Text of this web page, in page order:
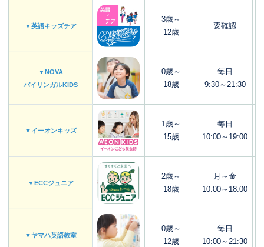
▼英語キッズチア
3歳～
12歳
要確認
▼NOVA
バイリンガルKIDS
0歳～
18歳
毎日
9:30～21:30
▼イーオンキッズ
1歳～
15歳
毎日
10:00～19:00
▼ECCジュニア
2歳～
18歳
月～金
10:00～18:00
▼ヤマハ英語教室
0歳～
12歳
毎日
10:00～21:30